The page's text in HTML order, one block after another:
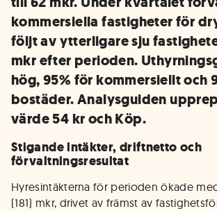
kommersiella fastigheter för
följt av ytterligare sju
mkr efter perioden.
hög, 95% för kommersiellt och
bostäder. Analysguiden
värde 54 kr och Köp.
Stigande intäkter, driftnetto och
förvaltningsresultat
Hyresintäkterna för perioden ökade
(181) mkr, drivet av främst av